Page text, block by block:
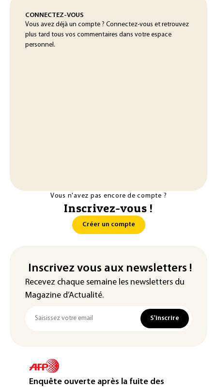
CONNECTEZ-VOUS
Vous avez déjà un compte ? Connectez-vous et retrouvez
plus tard tous vos commentaires dans votre espace
personnel.
Vous n'avez pas encore de compte ?
Inscrivez-vous !
Créer un compte
Inscrivez vous aux newsletters !
Recevez chaque semaine les newsletters du
Magazine d’Actualité.
S'inscrire
Enquête ouverte après la fuite des